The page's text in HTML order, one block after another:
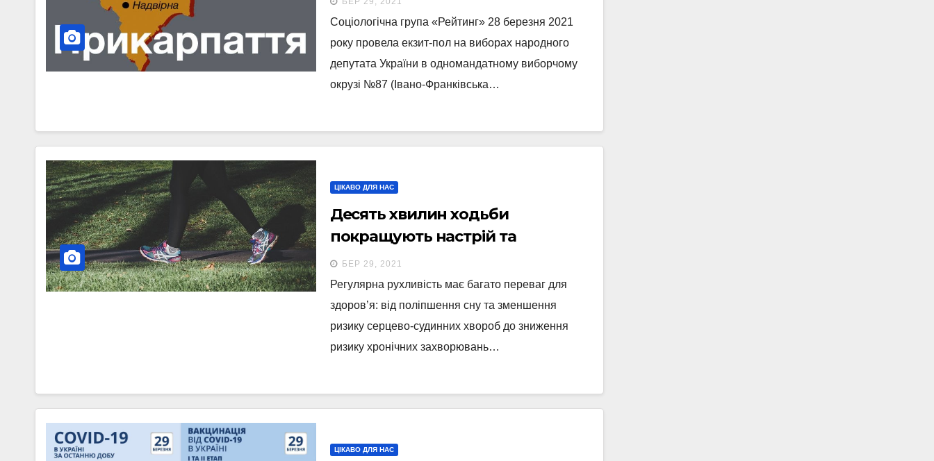
Соціологічна група «Рейтинг» 28 березня 2021
року провела екзит-пол на виборах народного
депутата України в одномандатному виборчому
окрузі №87 (Івано-Франківська…
ЦІКАВО ДЛЯ НАС
Десять хвилин ходьби
покращують настрій та
допомагають побороти тривогу
– дослідження
БЕР 29, 2021
Регулярна рухливість має багато переваг для
здоров’я: від поліпшення сну та зменшення
ризику серцево-судинних хвороб до зниження
ризику хронічних захворювань…
ЦІКАВО ДЛЯ НАС